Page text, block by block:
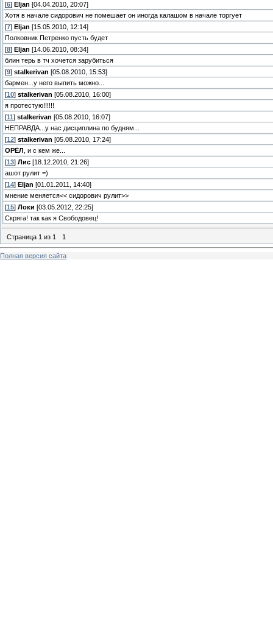
[6] Eljan [04.04.2010, 20:07]
Хотя в начале сидорович не помешает он иногда калашом в начале торгует
[7] Eljan [15.05.2010, 12:14]
Полковник Петренко пусть будет
[8] Eljan [14.06.2010, 08:34]
блин терь в тч хочется зарубиться
[9] stalkerivan [05.08.2010, 15:53]
бармен...у него выпить можно...
[10] stalkerivan [05.08.2010, 16:00]
я протестую!!!!!!
[11 ] stalkerivan [05.08.2010, 16:07]
НЕПРАВДА...у нас дисциплина по будням...
[12] stalkerivan [05.08.2010, 17:24]
ОРЁЛ
, и с кем же...
[13] Лис [18.12.2010, 21:26]
ашот рулит =)
[14] Eljan [01.01.2011, 14:40]
мнение меняется<< сидорович рулит>>
[15] Локи [03.05.2012, 22:25]
Скряга! так как я Свободовец!
Страница 1 из 1 1
Полная версия сайта